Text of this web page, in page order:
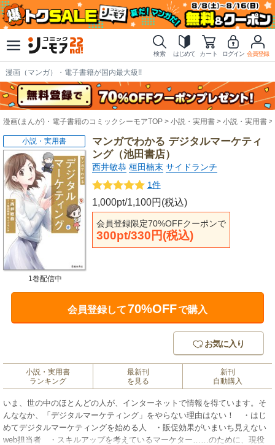
検索 はじめて カート ログイン 会員登録
漫画（マンガ）・電子書籍が国内最大級!!
漫画(まんが)・電子書籍のコミックシーモアTOP 小説・実用書 小説・実用書
マンガでわかる デジタルマーケティ
ング（池田書店）
西井敏恭 桓田楠末 サイドランチ
1件
1,000pt/1,100円(税込)
会員登録限定70%OFFクーポンで
300pt/330円(税込)
小説・実用書
1巻配信中
会員登録して70%OFFで購入
お気に入り
小説・実用書
ランキング
最新刊
を見る
新刊
自動購入
いま、世の中のほとんどの人が、インターネットで情報を得ています。そ
んななか、「デジタルマーケティング」をやらない理由はない！ ・はじ
めてデジタルマーケティングを始める人 ・販促効果がいまいち見えない
web担当者 ・スキルアップを考えているマーケター……のために、現役